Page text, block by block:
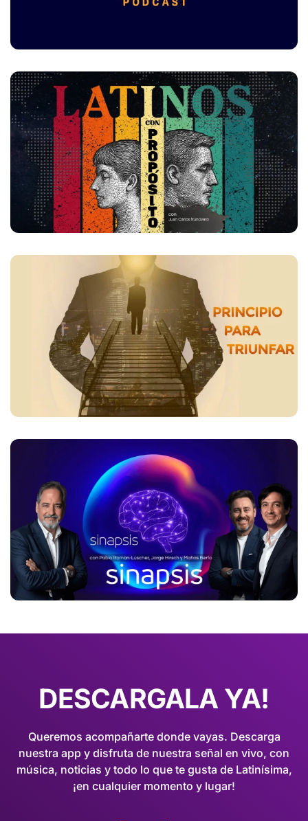
DESCARGALA YA!
Queremos acompañarte donde vayas. Descarga
nuestra app y disfruta de nuestra señal en vivo, con
música, noticias y todo lo que te gusta de Latinísima,
¡en cualquier momento y lugar!